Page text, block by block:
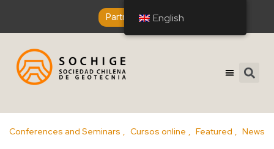
Partner Entry
Conferences and Seminars Cursos online Featured News
English
English